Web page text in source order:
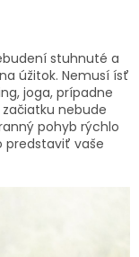
stuhnuté a
úžitok. Nemusí ísť
joga, prípadne
nebude
pohyb rýchlo
predstaviť vaše